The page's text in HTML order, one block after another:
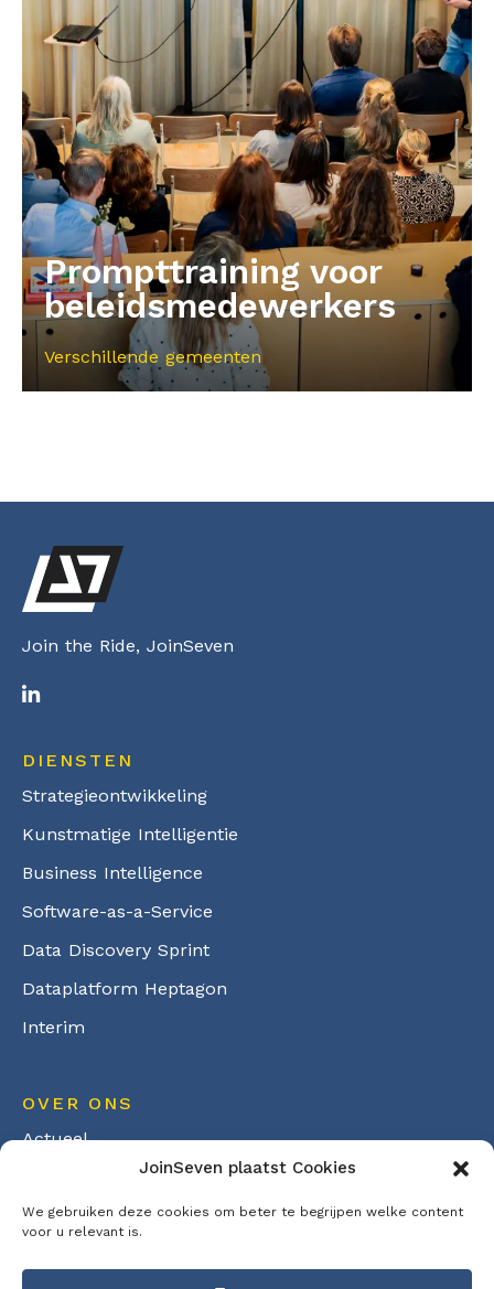
JoinSeven plaatst Cookies
We gebruiken deze cookies om beter te begrijpen welke content
voor u relevant is.
Prompttraining voor
beleidsmedewerkers
Verschillende gemeenten
Join the Ride, JoinSeven
DIENSTEN
Strategieontwikkeling
Kunstmatige Intelligentie
Business Intelligence
Software-as-a-Service
Data Discovery Sprint
Dataplatform Heptagon
Interim
OVER ONS
Actueel
Over ons